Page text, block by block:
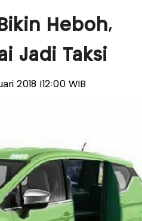
Heboh,
Jadi Taksi
2018 |12:00 WIB